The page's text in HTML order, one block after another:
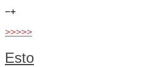
−+
>>>>>
Esto